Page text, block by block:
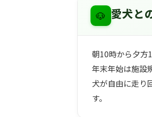
🐶 愛犬と
朝10時から夕方
年末年始は施設
犬が自由に走り
す。